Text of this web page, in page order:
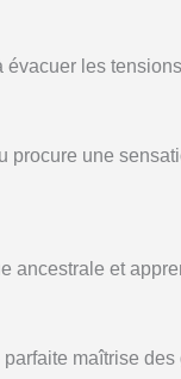
les
procure une
ancestrale et
maîtrise des